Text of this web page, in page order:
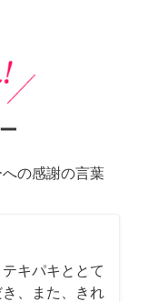
の感謝の言葉
キパキととて
、また、きれ